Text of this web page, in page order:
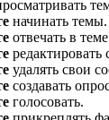
начинать темы.
отвечать в
удалять свои
создавать
голосовать.